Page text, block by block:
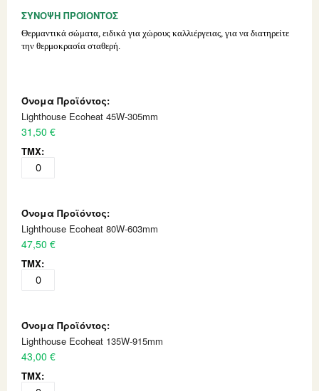
images
gallery
ΣΎΝΟΨΗ ΠΡΟΪΌΝΤΟΣ
Θερμαντικά σώματα, ειδικά για χώρους καλλιέργειας, για να διατηρείτε
την θερμοκρασία σταθερή.
product
items
Lighthouse Ecoheat 45W-305mm
31,50 €
Lighthouse Ecoheat 80W-603mm
47,50 €
Lighthouse Ecoheat 135W-915mm
43,00 €